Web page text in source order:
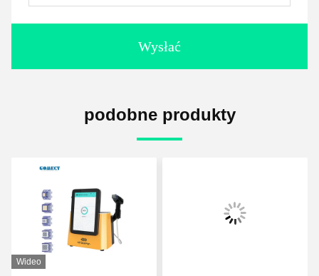
Wysłać
podobne produkty